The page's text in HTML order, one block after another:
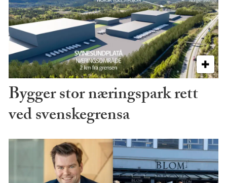
Bygger stor næringspark rett
ved svenskegrensa